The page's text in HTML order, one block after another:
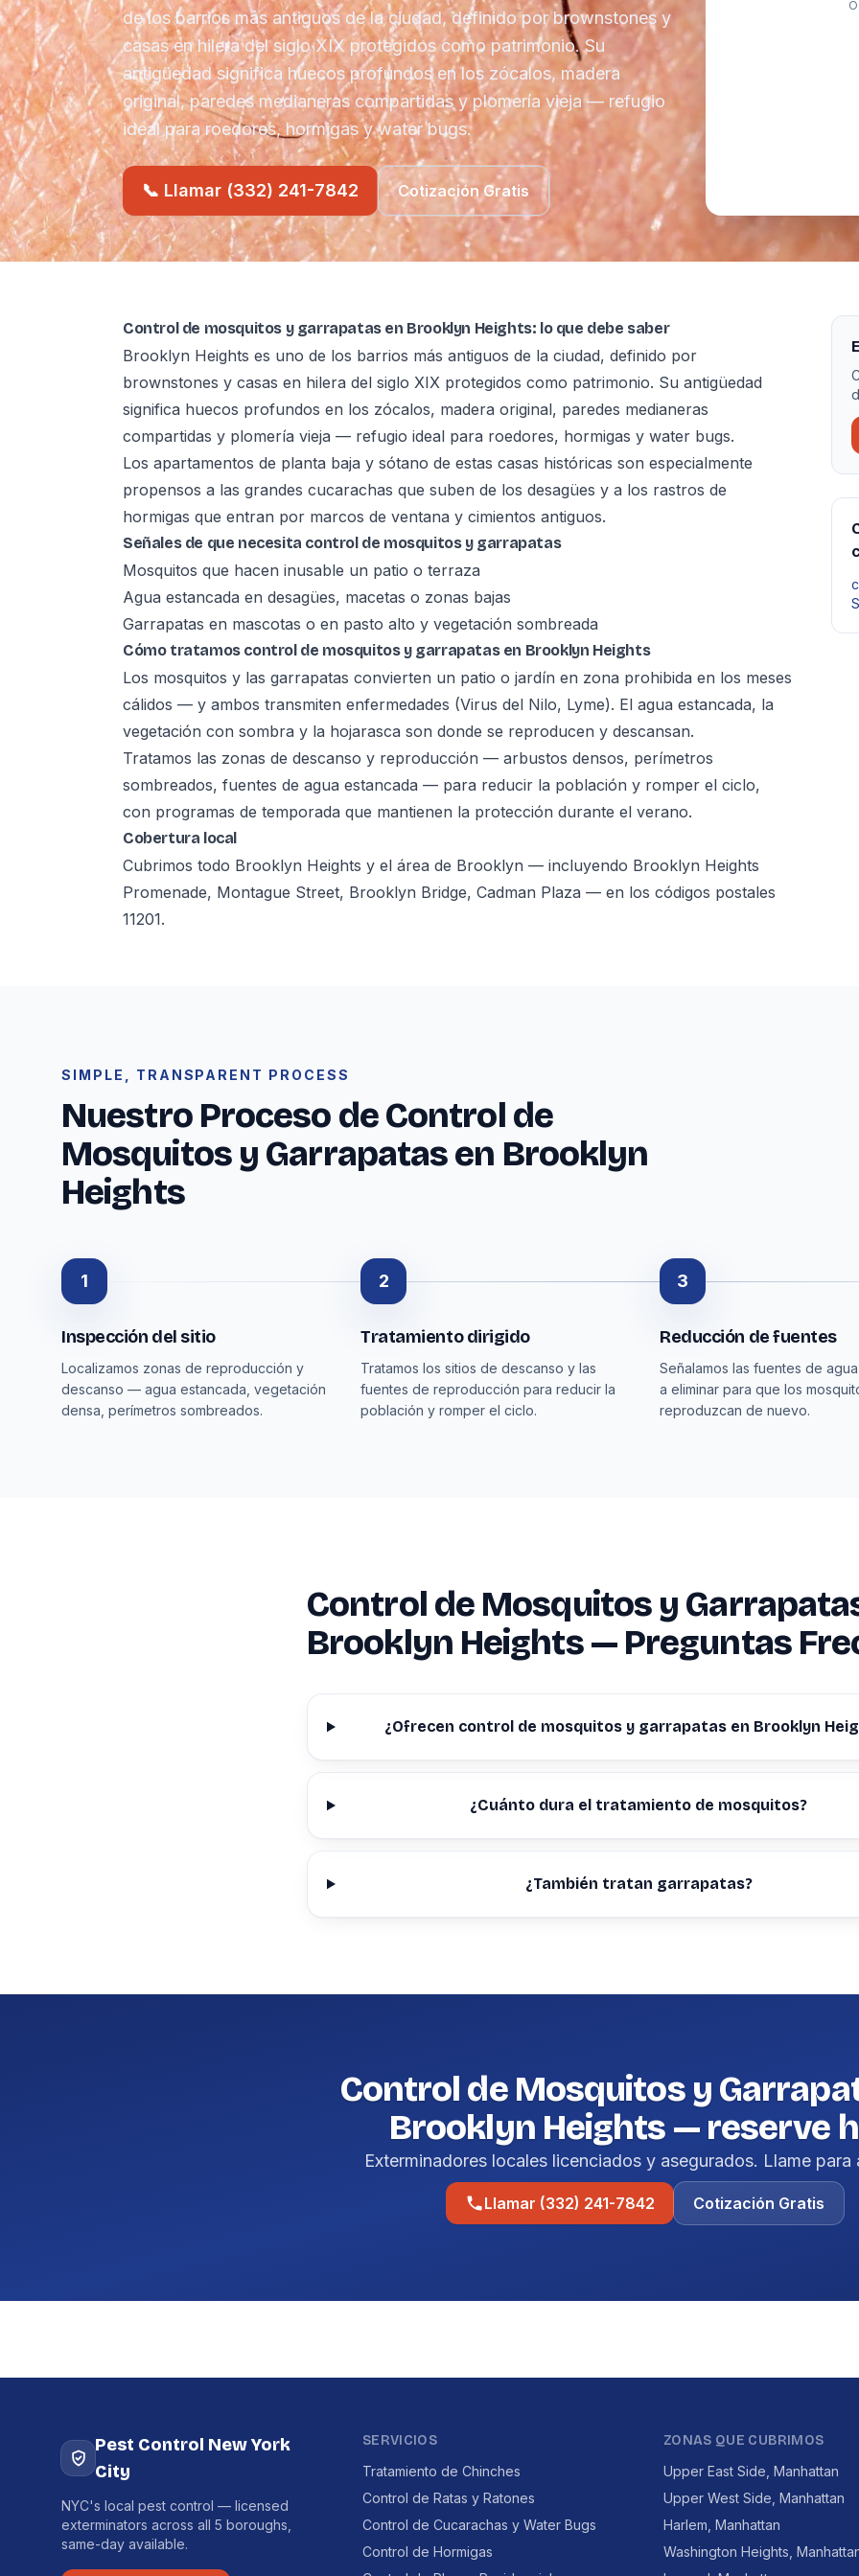
de los barrios más antiguos de la ciudad, definido por brownstones y
casas en hilera del siglo XIX protegidos como patrimonio. Su
antigüedad significa huecos profundos en los zócalos, madera
original, paredes medianeras compartidas y plomería vieja — refugio
ideal para roedores, hormigas y water bugs.
📞 Llamar (332) 241-7842 Cotización Gratis
Control de mosquitos y garrapatas en Brooklyn Heights: lo que debe saber
Brooklyn Heights es uno de los barrios más antiguos de la ciudad, definido por
brownstones y casas en hilera del siglo XIX protegidos como patrimonio. Su antigüedad
significa huecos profundos en los zócalos, madera original, paredes medianeras
compartidas y plomería vieja — refugio ideal para roedores, hormigas y water bugs.
Los apartamentos de planta baja y sótano de estas casas históricas son especialmente
propensos a las grandes cucarachas que suben de los desagües y a los rastros de
hormigas que entran por marcos de ventana y cimientos antiguos.
Señales de que necesita control de mosquitos y garrapatas
Mosquitos que hacen inusable un patio o terraza
Agua estancada en desagües, macetas o zonas bajas
Garrapatas en mascotas o en pasto alto y vegetación sombreada
Cómo tratamos control de mosquitos y garrapatas en Brooklyn Heights
Los mosquitos y las garrapatas convierten un patio o jardín en zona prohibida en los meses
cálidos — y ambos transmiten enfermedades (Virus del Nilo, Lyme). El agua estancada, la
vegetación con sombra y la hojarasca son donde se reproducen y descansan.
Tratamos las zonas de descanso y reproducción — arbustos densos, perímetros
sombreados, fuentes de agua estancada — para reducir la población y romper el ciclo,
con programas de temporada que mantienen la protección durante el verano.
Cobertura local
Cubrimos todo Brooklyn Heights y el área de Brooklyn — incluyendo Brooklyn Heights
Promenade, Montague Street, Brooklyn Bridge, Cadman Plaza — en los códigos postales
11201.
SIMPLE, TRANSPARENT PROCESS
Nuestro Proceso de Control de
Mosquitos y Garrapatas en Brooklyn
Heights
1
Inspección del sitio
Localizamos zonas de reproducción y
descanso — agua estancada, vegetación
densa, perímetros sombreados.
2
Tratamiento dirigido
Tratamos los sitios de descanso y las
fuentes de reproducción para reducir la
población y romper el ciclo.
3
Reducción de fuentes
Señalamos las fuentes de
a eliminar para que los
reproduzcan de nuevo.
Control de Mosquitos y
Brooklyn Heights — Preguntas
¿Ofrecen control de mosquitos y garrapatas en Brooklyn
¿Cuánto dura el tratamiento de mosquitos?
¿También tratan garrapatas?
Control de Mosquitos y
Brooklyn Heights — reserve
Exterminadores locales licenciados y asegurados. Llame para
Llamar (332) 241-7842 Cotización Gratis
Pest Control New York
City
NYC's local pest control — licensed
exterminators across all 5 boroughs,
same-day available.
SERVICIOS
Tratamiento de Chinches
Control de Ratas y Ratones
Control de Cucarachas y Water Bugs
Control de Hormigas
ZONAS QUE CUBRIMOS
Upper East Side, Manhattan
Upper West Side, Manhattan
Harlem, Manhattan
Washington Heights,